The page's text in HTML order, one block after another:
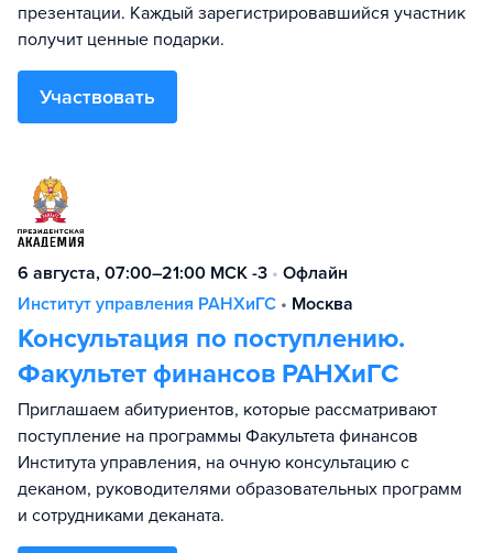
презентации. Каждый зарегистрировавшийся участник
получит ценные подарки.
Участвовать
6 августа, 07:00–21:00 МСК -3 • Офлайн
Институт управления РАНХиГС • Москва
Консультация по поступлению.
Факультет финансов РАНХиГС
Приглашаем абитуриентов, которые рассматривают
поступление на программы Факультета финансов
Института управления, на очную консультацию с
деканом, руководителями образовательных программ
и сотрудниками деканата.